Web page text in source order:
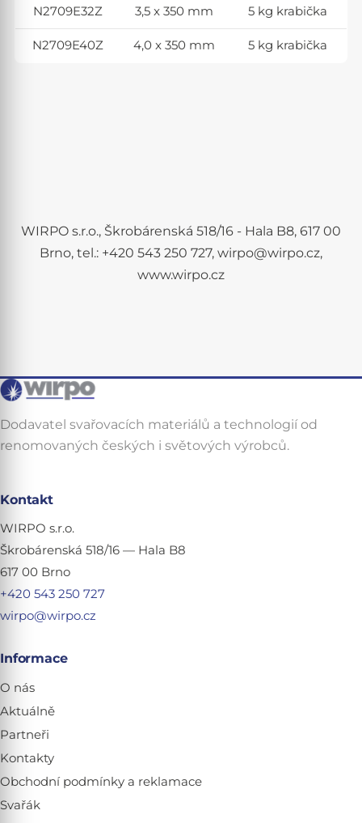
N2709E32Z 3,5 x 350 mm 5 kg krabička
N2709E40Z 4,0 x 350 mm 5 kg krabička
WIRPO s.r.o., Škrobárenská 518/16 - Hala B8, 617 00
Brno, tel.: +420 543 250 727, wirpo@wirpo.cz,
www.wirpo.cz
Dodavatel svařovacích materiálů a technologií od
renomovaných českých i světových výrobců.
Kontakt
WIRPO s.r.o.
Škrobárenská 518/16 — Hala B8
617 00 Brno
+420 543 250 727
wirpo@wirpo.cz
Informace
O nás
Aktuálně
Partneři
Kontakty
Obchodní podmínky a reklamace
Svařák